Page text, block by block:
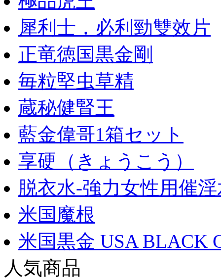
犀利士，必利勁雙效片
正竜徳国黒金剛
毎粒堅虫草精
蔵秘健腎王
藍金偉哥1箱セット
享硬（きょうこう）
脱衣水-強力女性用催
米国魔根
米国黒金 USA BLACK
人気商品